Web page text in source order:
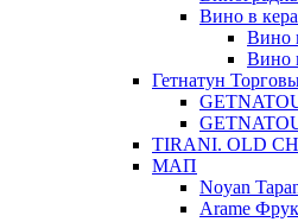
Вино в
Вино
Вино
Гетнатун
TIRANI. OLD
МАП
Noyan
Arame